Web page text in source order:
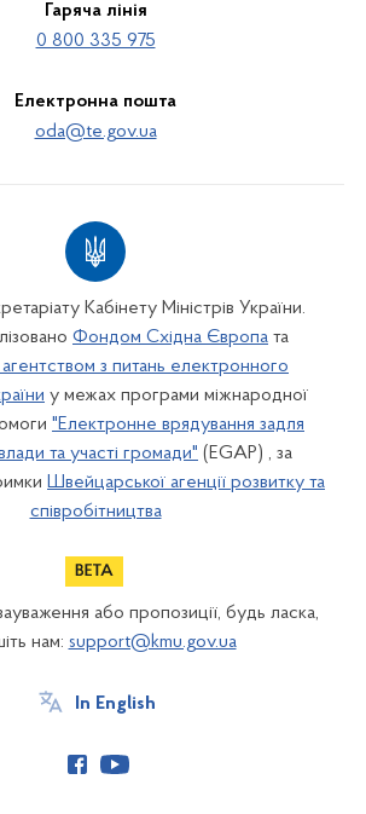
Гаряча лінія
0 800 335 975
Електронна пошта
oda@te.gov.ua
Кабінету Міністрів України.
Фондом Східна Європа та
з питань електронного
у межах програми міжнародної
"Електронне врядування задля
влади та участі громади" (EGAP) , за
Швейцарської агенції розвитку та
співробітництва
або пропозиції, будь ласка,
нам: support@kmu.gov.ua
In English